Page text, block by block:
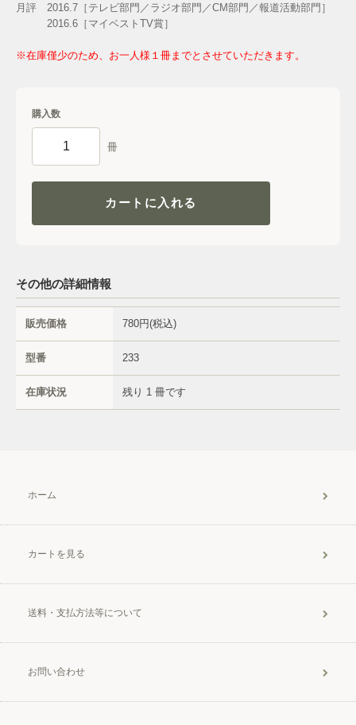
月評 2016.7［テレビ部門／ラジオ部門／CM部門／報道活動部門］
2016.6［マイベストTV賞］
※在庫僅少のため、お一人様１冊までとさせていただきます。
購入数
冊
カートに入れる
その他の詳細情報
販売価格 780円(税込)
型番 233
在庫状況 残り 1 冊です
ホーム
カートを見る
送料・支払方法等について
お問い合わせ